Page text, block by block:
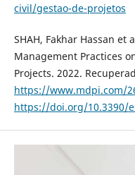
civil/gestao-de-projetos
SHAH, Fakhar Hassan et
Management Practices
Projects. 2022.
https://www.mdpi.com/
https://doi.org/10.3390/